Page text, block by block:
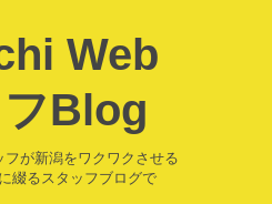
Web
Blog
が新潟をワクワクさせる
綴るスタッフブログで